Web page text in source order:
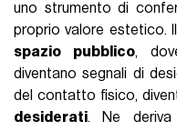
uno strumento di
proprio valore estetico.
spazio pubblico,
diventano segnali di
del contatto fisico,
desiderati. Ne deriva